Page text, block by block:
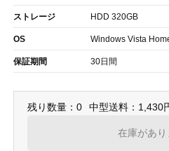
ストレージ HDD 320GB
OS Windows Vista
保証期間 30日間
残り数量：0 中型送料：1,430
在庫があり